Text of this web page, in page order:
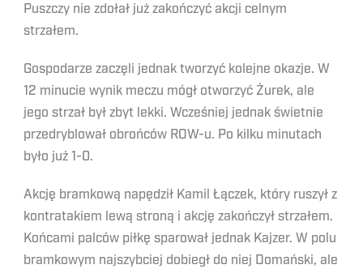
Puszczy nie zdołał już zakończyć akcji celnym
strzałem.
Gospodarze zaczęli jednak tworzyć kolejne okazje. W
12 minucie wynik meczu mógł otworzyć Żurek, ale
jego strzał był zbyt lekki. Wcześniej jednak świetnie
przedryblował obrońców ROW-u. Po kilku minutach
było już 1-0.
Akcję bramkową napędził Kamil Łączek, który ruszył z
kontratakiem lewą stroną i akcję zakończył strzałem.
Końcami palców piłkę sparował jednak Kajzer. W polu
bramkowym najszybciej dobiegł do niej Domański, ale